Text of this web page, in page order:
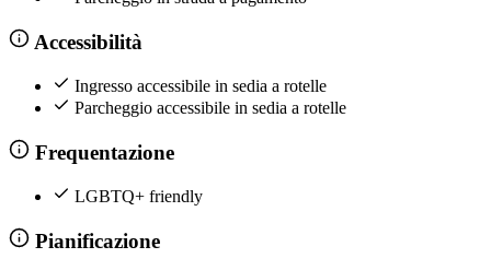
Accessibilità
Ingresso accessibile in sedia a rotelle
Parcheggio accessibile in sedia a rotelle
Frequentazione
LGBTQ+ friendly
Pianificazione